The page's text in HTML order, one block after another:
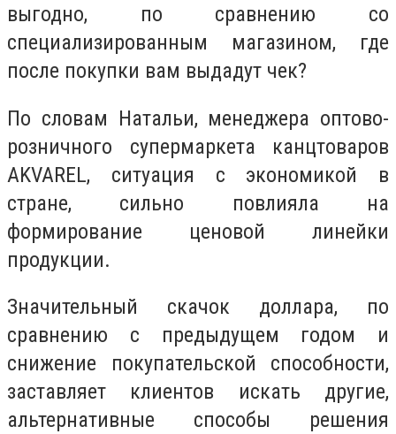
выгодно, по сравнению со
специализированным магазином, где
после покупки вам выдадут чек?
По словам Натальи, менеджера оптово-
розничного супермаркета канцтоваров
AKVAREL, ситуация с экономикой в
стране, сильно повлияла на
формирование ценовой линейки
продукции.
Значительный скачок доллара, по
сравнению с предыдущем годом и
снижение покупательской способности,
заставляет клиентов искать другие,
альтернативные способы решения